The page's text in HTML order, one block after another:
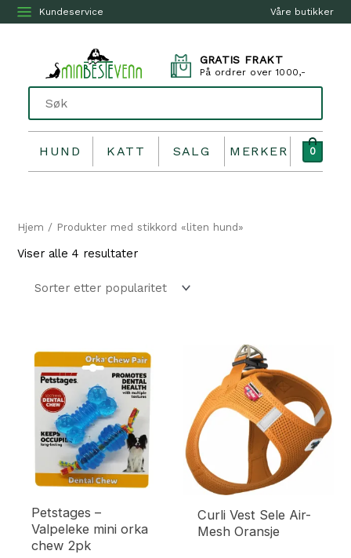
Våre butikker
Kundeservice
GRATIS FRAKT
På ordrer over 1000,-
HUND KATT SALG MERKER 0
Hjem / Produkter med stikkord «liten hund»
Viser alle 4 resultaterSortert
Petstages –
Valpeleke mini orka
chew 2pk
Curli Vest Sele Air-
Mesh Oransje